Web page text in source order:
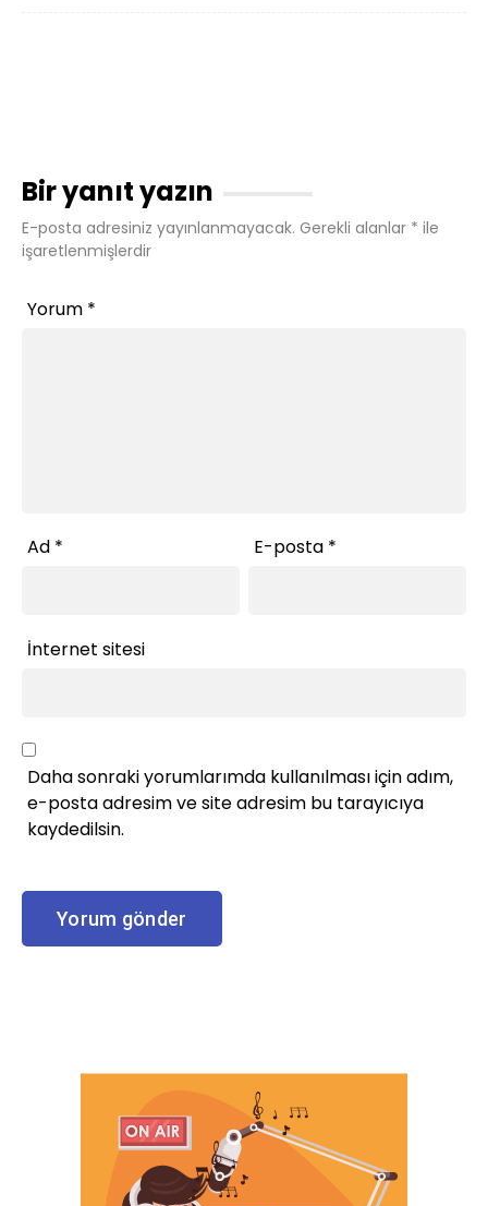
Bir yanıt yazın
E-posta adresiniz yayınlanmayacak. Gerekli alanlar * ile
işaretlenmişlerdir
Yorum *
Ad * E-posta *
İnternet sitesi
Daha sonraki yorumlarımda kullanılması için adım,
e-posta adresim ve site adresim bu tarayıcıya
kaydedilsin.